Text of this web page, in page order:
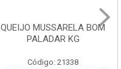
QUEIJO MUSSARELA BOM
PALADAR KG
Código: 21338